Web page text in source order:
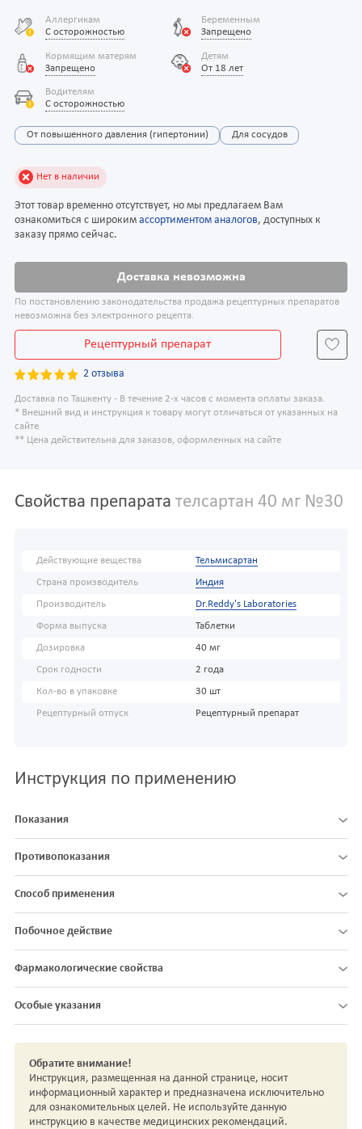
Аллергикам
С осторожностью
Беременным
Запрещено
Кормящим матерям
Запрещено
Детям
От 18 лет
Водителям
С осторожностью
От повышенного давления (гипертонии) Для сосудов
Нет в наличии
Этот товар временно отсутствует, но мы предлагаем Вам
ознакомиться с широким ассортиментом аналогов, доступных к
заказу прямо сейчас.
Доставка невозможна
По постановлению законодательства продажа рецептурных препаратов
невозможна без электронного рецепта.
Рецептурный препарат
2 отзыва
Доставка по Ташкенту - В течение 2-х часов с момента оплаты заказа.
* Внешний вид и инструкция к товару могут отличаться от указанных на
сайте
** Цена действительна для заказов, оформленных на сайте
Свойства препарата телсартан 40 мг №30
Действующие вещества Тельмисартан
Страна производитель Индия
Производитель Dr.Reddy's Laboratories
Форма выпуска Таблетки
Дозировка 40 мг
Срок годности 2 года
Кол-во в упаковке 30 шт
Рецептурный отпуск Рецептурный препарат
Инструкция по применению
Показания
Противопоказания
Способ применения
Побочное действие
Фармакологические свойства
Особые указания
Обратите внимание!
Инструкция, размещенная на данной странице, носит
информационный характер и предназначена исключительно
для ознакомительных целей. Не используйте данную
инструкцию в качестве медицинских рекомендаций.